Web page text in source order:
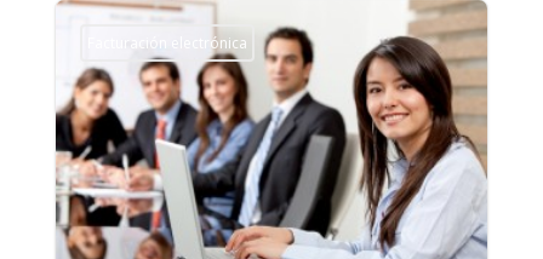
Facturación electrónica